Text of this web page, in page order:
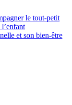
le tout-petit
et son bien-être